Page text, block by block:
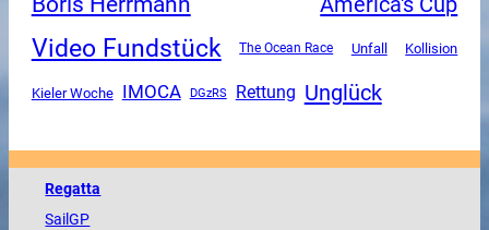
Video Fundstück The Ocean Race Unfall Kollision
Kieler Woche IMOCA DGzRS Rettung Unglück
Regatta
SailGP